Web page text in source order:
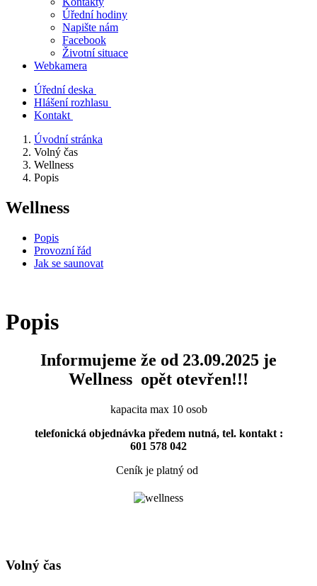
Úřední hodiny
Napište nám
Facebook
Životní situace
Webkamera
Úřední deska
Hlášení rozhlasu
Kontakt
Úvodní stránka
Volný čas
Wellness
Popis
Wellness
Popis
Provozní řád
Jak se saunovat
Popis
Informujeme že od 23.09.2025 je
Wellness opět otevřen!!!
kapacita max 10 osob
telefonická objednávka předem nutná, tel. kontakt :
601 578 042
Ceník je platný od
Volný čas